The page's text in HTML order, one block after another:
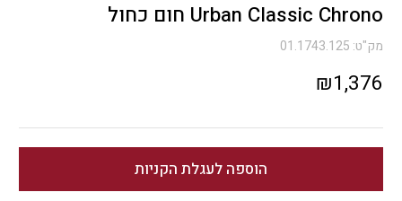
Urban Classic Chrono חום כחול
מק"ט: 01.1743.125
₪1,376
הוספה לעגלת הקניות